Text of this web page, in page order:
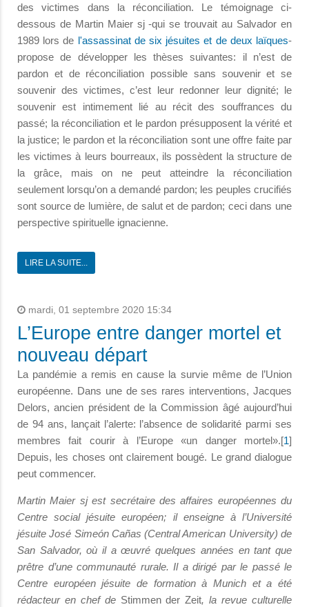
des victimes dans la réconciliation. Le témoignage ci-
dessous de Martin Maier sj -qui se trouvait au Salvador en
1989 lors de l'assassinat de six jésuites et de deux laïques-
propose de développer les thèses suivantes: il n’est de
pardon et de réconciliation possible sans souvenir et se
souvenir des victimes, c’est leur redonner leur dignité; le
souvenir est intimement lié au récit des souffrances du
passé; la réconciliation et le pardon présupposent la vérité et
la justice; le pardon et la réconciliation sont une offre faite par
les victimes à leurs bourreaux, ils possèdent la structure de
la grâce, mais on ne peut atteindre la réconciliation
seulement lorsqu’on a demandé pardon; les peuples crucifiés
sont source de lumière, de salut et de pardon; ceci dans une
perspective spirituelle ignacienne.
LIRE LA SUITE...
mardi, 01 septembre 2020 15:34
L’Europe entre danger mortel et
nouveau départ
La pandémie a remis en cause la survie même de l’Union
européenne. Dans une de ses rares interventions, Jacques
Delors, ancien président de la Commission âgé aujourd’hui
de 94 ans, lançait l’alerte: l’absence de solidarité parmi ses
membres fait courir à l’Europe «un danger mortel».[1]
Depuis, les choses ont clairement bougé. Le grand dialogue
peut commencer.
Martin Maier sj est secrétaire des affaires européennes du
Centre social jésuite européen; il enseigne à l’Université
jésuite José Simeón Cañas (Central American University) de
San Salvador, où il a œuvré quelques années en tant que
prêtre d’une communauté rurale. Il a dirigé par le passé le
Centre européen jésuite de formation à Munich et a été
rédacteur en chef de Stimmen der Zeit, la revue culturelle